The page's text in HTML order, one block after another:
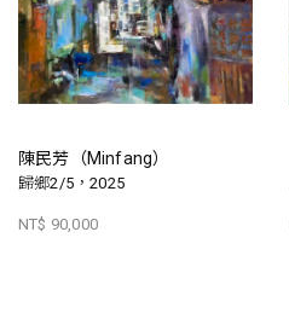
陳民芳（Minfang）
歸鄉2/5，2025
NT$ 90,000